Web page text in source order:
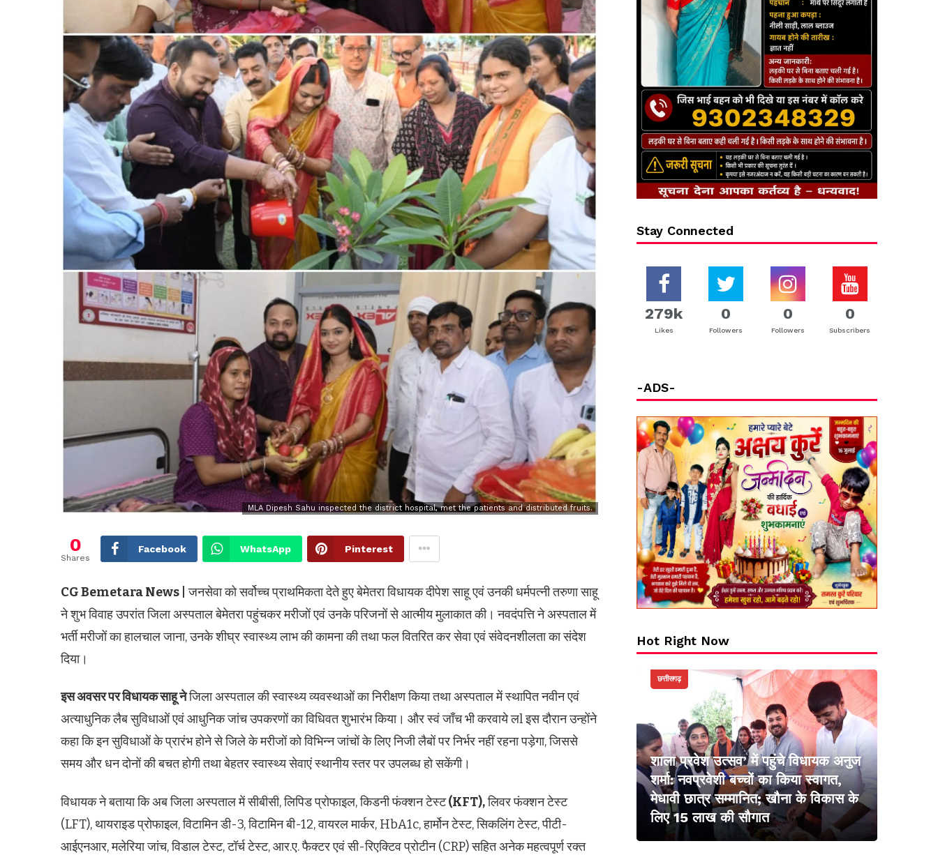
MLA Dipesh Sahu inspected the district hospital, met the patients and distributed fruits.
0
Shares
Facebook WhatsApp Pinterest
CG Bemetara News | जनसेवा को सर्वोच्च प्राथमिकता देते हुए बेमेतरा विधायक दीपेश साहू एवं उनकी धर्मपत्नी तरुणा साहू
ने शुभ विवाह उपरांत जिला अस्पताल बेमेतरा पहुंचकर मरीजों एवं उनके परिजनों से आत्मीय मुलाकात की। नवदंपत्ति ने अस्पताल में
भर्ती मरीजों का हालचाल जाना, उनके शीघ्र स्वास्थ्य लाभ की कामना की तथा फल वितरित कर सेवा एवं संवेदनशीलता का संदेश
दिया।
इस अवसर पर विधायक साहू नेजिला अस्पताल की स्वास्थ्य व्यवस्थाओं का निरीक्षण किया तथा अस्पताल में स्थापित नवीन एवं
अत्याधुनिक लैब सुविधाओं एवं आधुनिक जांच उपकरणों का विधिवत शुभारंभ किया। और स्वं जाँच भी करवाये लl इस दौरान उन्होंने
कहा कि इन सुविधाओं के प्रारंभ होने से जिले के मरीजों को विभिन्न जांचों के लिए निजी लैबों पर निर्भर नहीं रहना पड़ेगा, जिससे
समय और धन दोनों की बचत होगी तथा बेहतर स्वास्थ्य सेवाएं स्थानीय स्तर पर उपलब्ध हो सकेंगी।
विधायक ने बताया कि अब जिला अस्पताल में सीबीसी, लिपिड प्रोफाइल, किडनी फंक्शन टेस्ट(KFT),लिवर फंक्शन टेस्ट
(LFT), थायराइड प्रोफाइल, विटामिन डी-3, विटामिन बी-12, वायरल मार्कर, HbA1c, हार्मोन टेस्ट, सिकलिंग टेस्ट, पीटी-
आईएनआर, मलेरिया जांच, विडाल टेस्ट, टॉर्च टेस्ट, आर.ए. फैक्टर एवं सी-रिएक्टिव प्रोटीन (CRP) सहित अनेक महत्वपूर्ण रक्त
Stay Connected
279k
Likes
0
Followers
0
Followers
0
Subscribers
-ADS-
Hot Right Now
छत्तीसगढ़
शाला प्रवेश उत्सव’ में पहुंचे विधायक अनुज
शर्मा: नवप्रवेशी बच्चों का किया स्वागत,
मेधावी छात्र सम्मानित; खौना के विकास के
लिए 15 लाख की सौगात